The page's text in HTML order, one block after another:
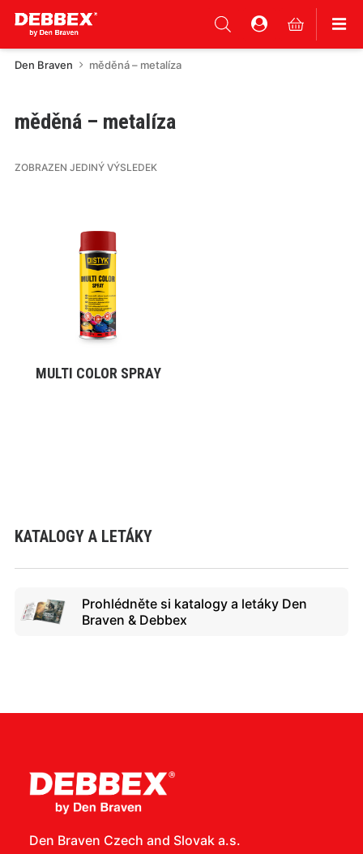
Den Braven měděná – metalíza
KATALOGY A LETÁKY
Prohlédněte si katalogy a letáky Den
Braven & Debbex
měděná – metalíza
ZOBRAZEN JEDINÝ VÝSLEDEK
VYBRAT VARIANTU
MULTI COLOR SPRAY
Den Braven Czech and Slovak a.s.